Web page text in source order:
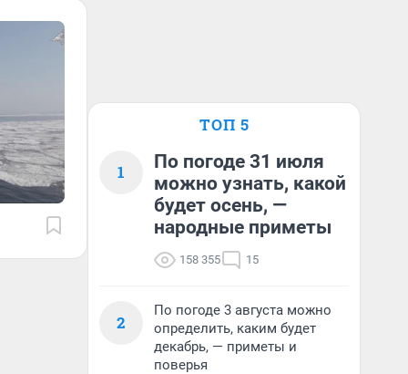
ТОП 5
1
По погоде 31 июля
можно узнать, какой
будет осень, —
народные приметы
158 355 15
2
По погоде 3 августа можно
определить, каким будет
декабрь, — приметы и
поверья